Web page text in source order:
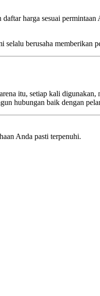
harga sesuai permintaan
berusaha memberikan
itu, setiap kali
hubungan baik dengan
Anda pasti terpenuhi.